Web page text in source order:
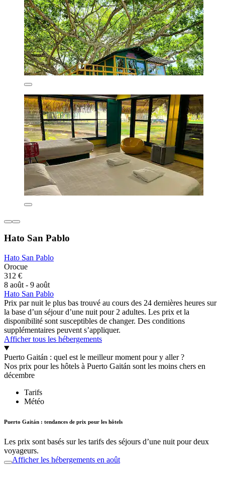
Hato San Pablo
Hato San Pablo
Orocue
312 €
8 août - 9 août
Hato San Pablo
Prix par nuit le plus bas trouvé au cours des 24 dernières heures sur
la base d’un séjour d’une nuit pour 2 adultes. Les prix et la
disponibilité sont susceptibles de changer. Des conditions
supplémentaires peuvent s’appliquer.
Afficher tous les hébergements
Puerto Gaitán : quel est le meilleur moment pour y aller ?
Nos prix pour les hôtels à Puerto Gaitán sont les moins chers en
décembre
Tarifs
Météo
Puerto Gaitán : tendances de prix pour les hôtels
Les prix sont basés sur les tarifs des séjours d’une nuit pour deux
voyageurs.
Afficher les hébergements en août